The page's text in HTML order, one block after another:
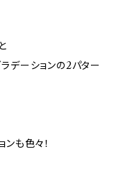
デーションの2パター
も色々！